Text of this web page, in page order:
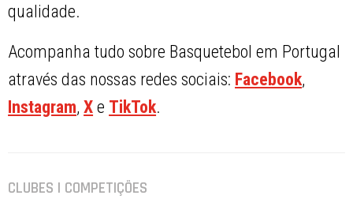
qualidade.
Acompanha tudo sobre Basquetebol em Portugal
através das nossas redes sociais: Facebook,
Instagram,X e TikTok.
CLUBES | COMPETIÇÕES